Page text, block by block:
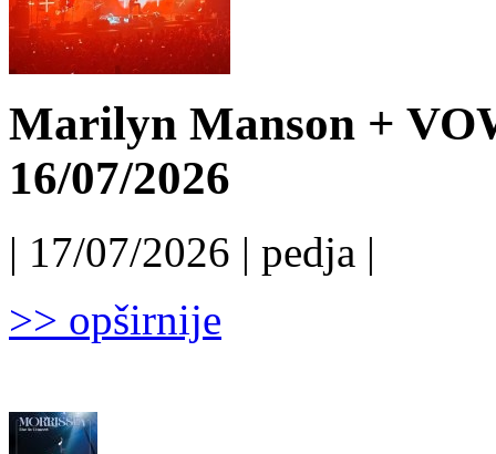
Marilyn Manson +
16/07/2026
| 17/07/2026 | pedja |
>> opširnije